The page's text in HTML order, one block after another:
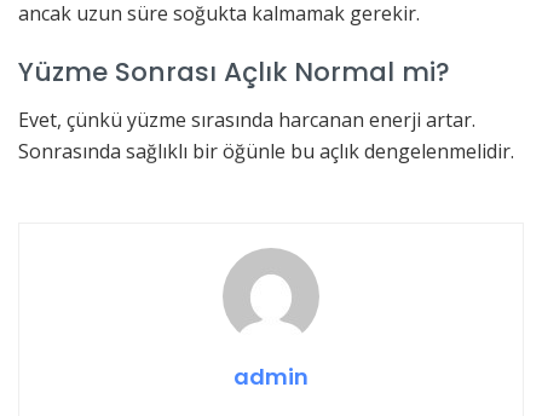
ancak uzun süre soğukta kalmamak gerekir.
Yüzme Sonrası Açlık Normal mi?
Evet, çünkü yüzme sırasında harcanan enerji artar.
Sonrasında sağlıklı bir öğünle bu açlık dengelenmelidir.
admin